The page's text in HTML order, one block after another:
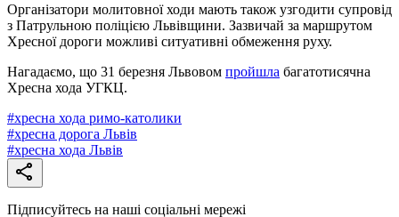
Організатори молитовної ходи мають також узгодити супровід
з Патрульною поліцією Львівщини. Зазвичай за маршрутом
Хресної дороги можливі ситуативні обмеження руху.
Нагадаємо, що 31 березня Львовом пройшла багатотисячна
Хресна хода УГКЦ.
#хресна хода римо-католики
#хресна дорога Львів
#хресна хода Львів
Підписуйтесь на наші соціальні мережі